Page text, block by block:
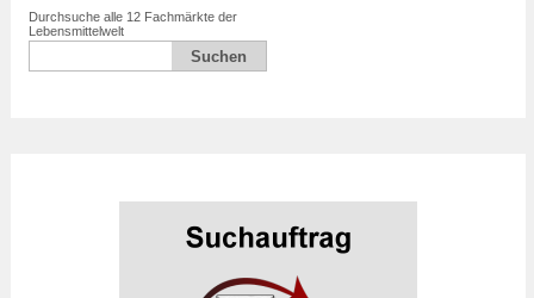
Durchsuche alle 12 Fachmärkte der
Lebensmittelwelt